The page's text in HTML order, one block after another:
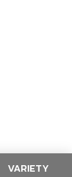
VARIETY